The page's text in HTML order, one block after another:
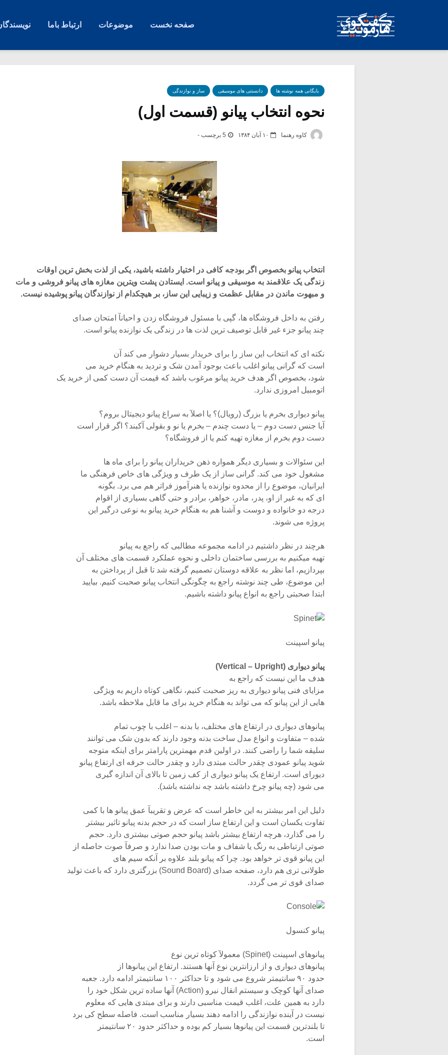
صفحه نخست موضوعات ارتباط باما
بایگانی همه نوشته ها دانستنی های موسیقی ساز و نوازندگی
نحوه انتخاب پیانو (قسمت اول)
کاوه رهنما ۱۰ آبان ۱۳۸۴ 5 برچسب -
انتخاب پیانو بخصوص اگر بودجه کافی در اختیار داشته باشید، یکی از لذت بخش ترین اوقات
زندگی یک علاقمند به موسیقی و پیانو است. ایستادن پشت ویترین مغازه های پیانو فروشی و مات
و مبهوت ماندن در مقابل عظمت و زیبایی این ساز، بر هیچکدام از نوازندگان پیانو پوشیده نیست.
رفتن به داخل فروشگاه ها، گپی با مسئول فروشگاه زدن و احیانآ امتحان صدای
چند پیانو جزء غیر قابل توصیف ترین لذت ها در زندگی یک نوازنده پیانو است.
نکته ای که انتخاب این ساز را برای خریدار بسیار دشوار می کند آن
است که گرانی پیانو اغلب باعث بوجود آمدن شک و تردید به هنگام خرید می
شود، بخصوص اگر هدف خرید پیانو مرغوب باشد که قیمت آن دست کمی از خرید یک
اتومبیل امروزی ندارد.
پیانو دیواری بخرم یا بزرگ (رویال)؟ یا اصلآ به سراغ پیانو دیجیتال بروم؟
آیا جنس دست دوم – یا دست چندم – بخرم یا نو و بقولی آکبند؟ اگر قرار است
دست دوم بخرم از مغازه تهیه کنم یا از فروشگاه؟
این سئوالات و بسیاری دیگر همواره ذهن خریداران پیانو را برای ماه ها
مشغول خود می کند. گرانی ساز از یک طرف و ویژگی های خاص فرهنگی ما
ایرانیان، موضوع را از محدوه نوازنده یا هنرآموز فراتر هم می برد. بگونه
ای که به غیر از او، پدر، مادر، خواهر، برادر و حتی گاهی بسیاری از اقوام
درجه دو خانواده و دوست و آشنا هم به هنگام خرید پیانو به نوعی درگیر این
پروژه می شوند.
هرچند در نظر داشتیم در ادامه مجموعه مطالبی که راجع به پیانو
تهیه میکنیم به بررسی ساختمان داخلی و نحوه عملکرد قسمت های مختلف آن
بپردازیم، اما نظر به علاقه دوستان تصمیم گرفته شد تا قبل از پرداختن به
این موضوع، طی چند نوشته راجع به چگونگی انتخاب پیانو صحبت کنیم. بیایید
ابتدا صحبتی راجع به انواع پیانو داشته باشیم.
پیانو اسپینت
پیانو دیواری (Vertical – Upright)
هدف ما این نیست که راجع به
مزایای فنی پیانو دیواری به ریز صحبت کنیم، نگاهی کوتاه داریم به ویژگی
هایی از این پیانو که می تواند به هنگام خرید برای ما قابل ملاحظه باشد.
پیانوهای دیواری در ارتفاع های مختلف، با بدنه – اغلب با چوب تمام
شده – متفاوت و انواع مدل ساخت بدنه وجود دارند که بدون شک می توانند
سلیقه شما را راضی کنند. در اولین قدم مهمترین پارامتر برای اینکه متوجه
شوید پیانو عمودی چقدر حالت مبتدی دارد و چقدر حالت حرفه ای ارتفاع پیانو
دیورای است. ارتفاع یک پیانو دیواری از کف زمین تا بالای آن اندازه گیری
می شود (چه پیانو چرخ داشته باشد چه نداشته باشد).
دلیل این امر بیشتر به این خاطر است که عرض و تقریبآ عمق پیانو ها با کمی
تفاوت یکسان است و این ارتفاع ساز است که در حجم بدنه پیانو تاثیر بیشتر
را می گذارد، هرچه ارتفاع بیشتر باشد پیانو حجم صوتی بیشتری دارد. حجم
صوتی ارتباطی به رنگ یا شفاف و مات بودن صدا ندارد و صرفآ صوت حاصله از
این پیانو قوی تر خواهد بود. چرا که پیانو بلند علاوه بر آنکه سیم های
طولانی تری هم دارد، صفحه صدای (Sound Board) بزرگتری دارد که باعث تولید
صدای قوی تر می گردد.
پیانو کنسول
پیانوهای اسپینت (Spinet) معمولآ کوتاه ترین نوع
پیانوهای دیواری و از ارزانترین نوع آنها هستند. ارتفاع این پیانوها از
حدود ۹۰ سانتیمتر شروع می شود و تا حداکثر ۱۰۰ سانتیمتر ادامه دارد. جعبه
صدای آنها کوچک و سیستم انقال نیرو (Action) آنها ساده ترین شکل خود را
دارد به همین علت، اغلب قیمت مناسبی دارند و برای مبتدی هایی که معلوم
نیست در آینده نوازندگی را ادامه دهند بسیار مناسب است. فاصله سطح کی برد
تا بلندترین قسمت این پیانوها بسیار کم بوده و حداکثر حدود ۲۰ سانتیمتر
است.